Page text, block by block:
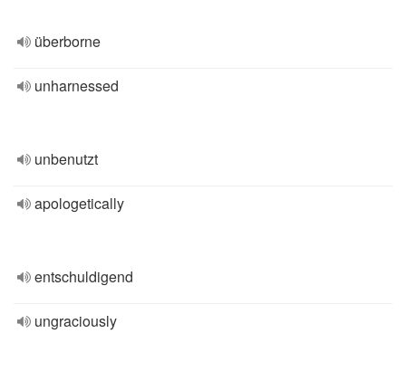
überborne
unharnessed
unbenutzt
apologetically
entschuldigend
ungraciously